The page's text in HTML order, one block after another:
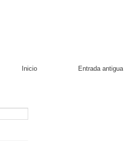
Entrada antigua
Inicio